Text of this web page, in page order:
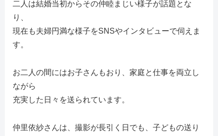
二人は結婚当初からその仲睦まじい様子が話題とな
り、
現在も夫婦円満な様子をSNSやインタビューで伺えま
す。
お二人の間にはお子さんもおり、家庭と仕事を両立し
ながら
充実した日々を送られています。
仲里依紗さんは、撮影が長引く日でも、子どもの送り